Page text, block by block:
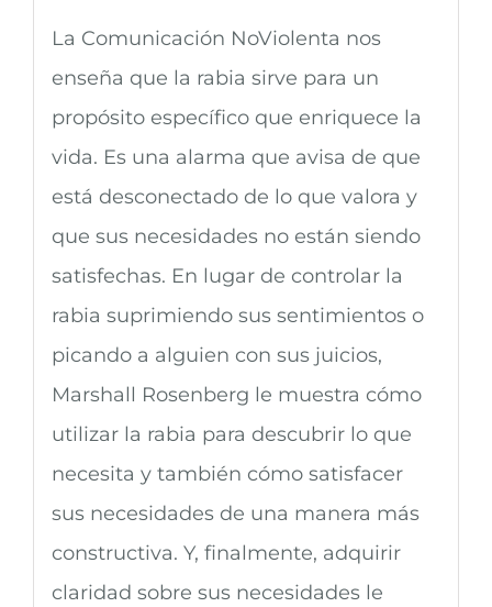
La Comunicación NoViolenta nos
enseña que la rabia sirve para un
propósito específico que enriquece la
vida. Es una alarma que avisa de que
está desconectado de lo que valora y
que sus necesidades no están siendo
satisfechas. En lugar de controlar la
rabia suprimiendo sus sentimientos o
picando a alguien con sus juicios,
Marshall Rosenberg le muestra cómo
utilizar la rabia para descubrir lo que
necesita y también cómo satisfacer
sus necesidades de una manera más
constructiva. Y, finalmente, adquirir
claridad sobre sus necesidades le